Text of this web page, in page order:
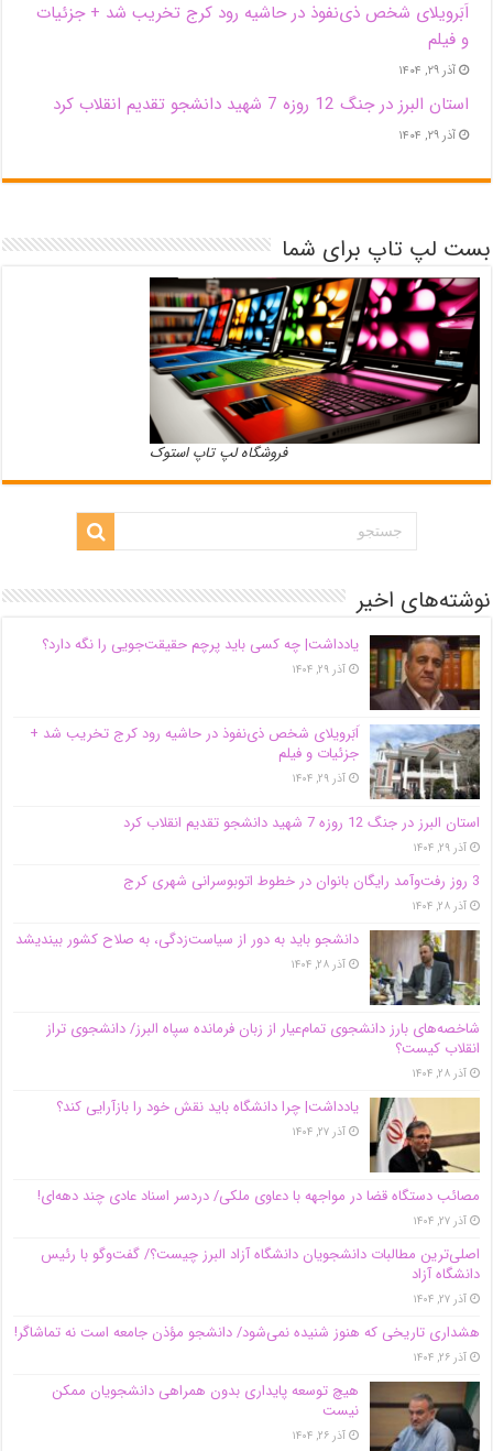
اَبَر‌ویلای شخص ذی‌نفوذ در حاشیه‌ رود کرج تخریب شد + جزئیات
و فیلم
آذر ۲۹, ۱۴۰۴
استان البرز در جنگ 12 روزه 7 شهید دانشجو تقدیم انقلاب کرد
آذر ۲۹, ۱۴۰۴
بست لپ تاپ برای شما
فروشگاه لپ تاپ استوک
نوشته‌های اخیر
یادداشت| ‌چه کسی باید پرچم حقیقت‌جویی را نگه دارد؟
آذر ۲۹, ۱۴۰۴
اَبَر‌ویلای شخص ذی‌نفوذ در حاشیه‌ رود کرج تخریب شد +
جزئیات و فیلم
آذر ۲۹, ۱۴۰۴
استان البرز در جنگ 12 روزه 7 شهید دانشجو تقدیم انقلاب کرد
آذر ۲۹, ۱۴۰۴
3 روز رفت‌وآمد رایگان بانوان در خطوط اتوبوسرانی شهری کرج
آذر ۲۸, ۱۴۰۴
دانشجو باید به دور از سیاست‌زدگی، به صلاح کشور بیندیشد
آذر ۲۸, ۱۴۰۴
شاخصه‌های بارز دانشجوی تمام‌عیار از زبان فرمانده سپاه البرز/ دانشجوی تراز
انقلاب کیست؟
آذر ۲۸, ۱۴۰۴
یادداشت| چرا دانشگاه باید نقش خود را بازآرایی کند؟
آذر ۲۷, ۱۴۰۴
مصائب دستگاه قضا در مواجهه با دعاوی ملکی/ دردسر اسناد عادی چند‌ دهه‌ای!
آذر ۲۷, ۱۴۰۴
اصلی‌ترین مطالبات دانشجویان دانشگاه آزاد البرز چیست؟/ گفت‌وگو با رئیس
دانشگاه آز‌اد
آذر ۲۷, ۱۴۰۴
هشداری تاریخی که هنوز شنیده نمی‌شود/ دانشجو مؤذن جامعه است نه تماشاگر!
آذر ۲۶, ۱۴۰۴
هیچ توسعه پایداری بدون همراهی دانشجویان ممکن
نیست
آذر ۲۶, ۱۴۰۴